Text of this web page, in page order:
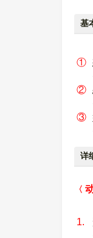
基
①
②
③
详
1.